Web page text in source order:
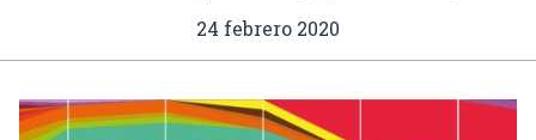
24 febrero 2020